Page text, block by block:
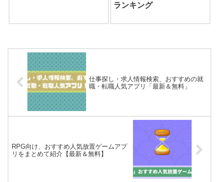
ランキング
仕事探し・求人情報検索、おすすめの就
職・転職人気アプリ「最新＆無料」
RPG向け、おすすめ人気放置ゲームアプ
リをまとめて紹介【最新＆無料】